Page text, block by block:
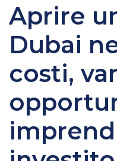
Aprire
Dubai
costi,